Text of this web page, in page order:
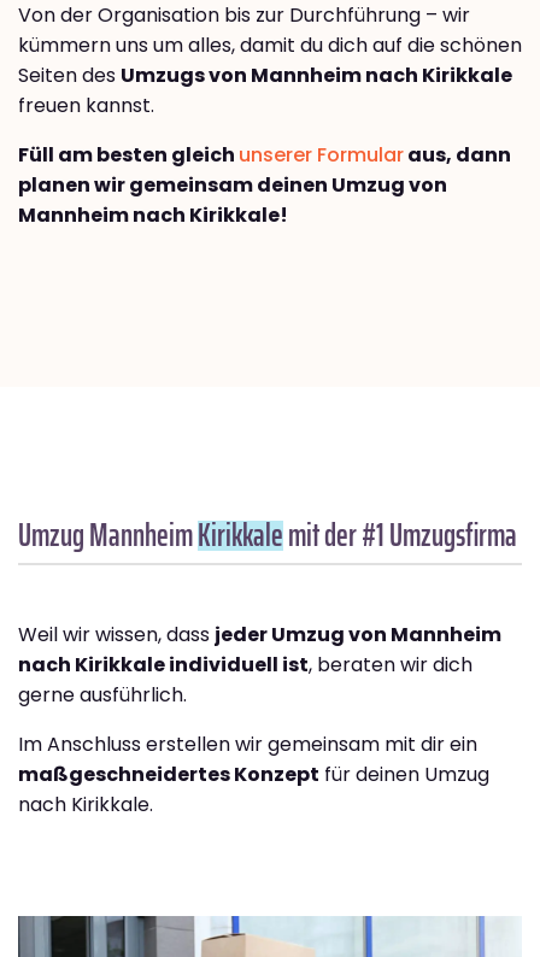
Von der Organisation bis zur Durchführung – wir
kümmern uns um alles, damit du dich auf die schönen
Seiten des Umzugs von Mannheim nach Kirikkale
freuen kannst.
Füll am besten gleich unserer Formularaus, dann
planen wir gemeinsam deinen Umzug von
Mannheim nach Kirikkale!
Umzug MannheimKirikkalemit der #1 Umzugsfirma
Weil wir wissen, dass jeder Umzug von Mannheim
nach Kirikkale individuell ist, beraten wir dich
gerne ausführlich.
Im Anschluss erstellen wir gemeinsam mit dir ein
maßgeschneidertes Konzept für deinen Umzug
nach Kirikkale.